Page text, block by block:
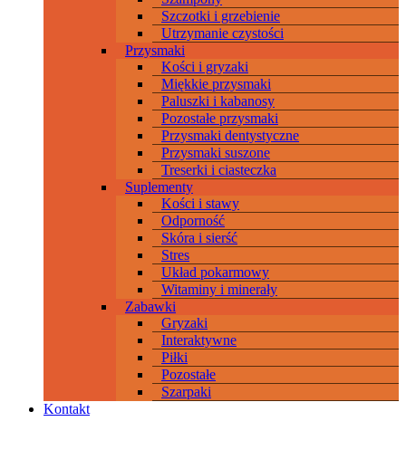
Szczotki i grzebienie
Utrzymanie czystości
Przysmaki
Kości i gryzaki
Miękkie przysmaki
Paluszki i kabanosy
Pozostałe przysmaki
Przysmaki dentystyczne
Przysmaki suszone
Treserki i ciasteczka
Suplementy
Kości i stawy
Odporność
Skóra i sierść
Stres
Układ pokarmowy
Witaminy i minerały
Zabawki
Gryzaki
Interaktywne
Piłki
Pozostałe
Szarpaki
Kontakt